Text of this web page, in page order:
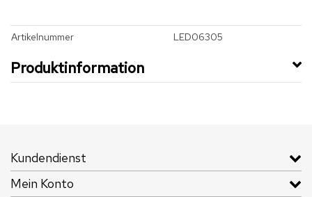
Artikelnummer LED06305
Produktinformation
Kundendienst
Mein Konto